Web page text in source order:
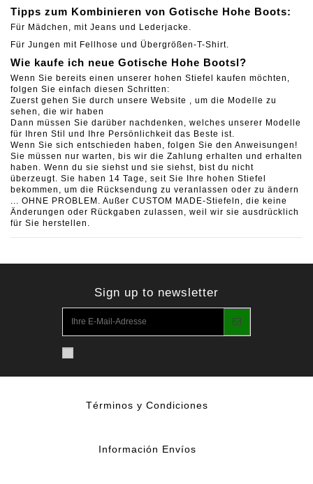
Tipps zum Kombinieren von Gotische Hohe Boots:
Für Mädchen, mit Jeans und Lederjacke.
Für Jungen mit Fellhose und Übergrößen-T-Shirt.
Wie kaufe ich neue Gotische Hohe Bootsl?
Wenn Sie bereits einen unserer hohen Stiefel kaufen möchten,
folgen Sie einfach diesen Schritten:
Zuerst gehen Sie durch unsere Website , um die Modelle zu
sehen, die wir haben
Dann müssen Sie darüber nachdenken, welches unserer Modelle
für Ihren Stil und Ihre Persönlichkeit das Beste ist.
Wenn Sie sich entschieden haben, folgen Sie den Anweisungen!
Sie müssen nur warten, bis wir die Zahlung erhalten und erhalten
haben. Wenn du sie siehst und sie siehst, bist du nicht
überzeugt. Sie haben 14 Tage, seit Sie Ihre hohen Stiefel
bekommen, um die Rücksendung zu veranlassen oder zu ändern
... OHNE PROBLEM. Außer CUSTOM MADE-Stiefeln, die keine
Änderungen oder Rückgaben zulassen, weil wir sie ausdrücklich
für Sie herstellen.
Sign up to newsletter
Términos y Condiciones
Información Envíos